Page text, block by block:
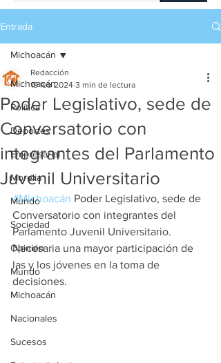
Entrada
Michoacán
Política
Deportes
Empresarial
Morelia
Mundo
Sociedad
Opinión
Mundo
Michoacán
Nacionales
Sucesos
Michoacán
Poder Legislativo, sede de
Conversatorio con
integrantes del Parlamento
Juvenil Universitario
Redacción
19 feb 2024 3 min de lectura
#Michoacán Poder Legislativo, sede de
Conversatorio con integrantes del
Parlamento Juvenil Universitario.
Necesaria una mayor participación de
las y los jóvenes en la toma de
decisiones.